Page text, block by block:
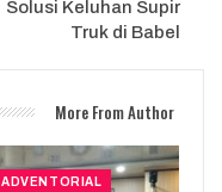
Solusi Keluhan Supir
Truk di Babel
More From Author
ADVENTORIAL